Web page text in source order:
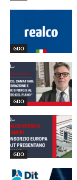
GDO
GDO
GDO